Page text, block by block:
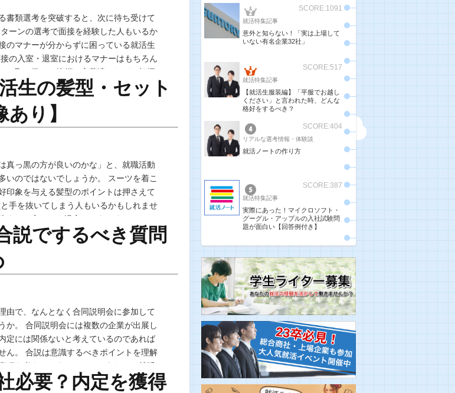
書類選考を突破すると、次に待ち受けて
ーンの選考で面接を経験した人もいるか
のマナーが分からずに困っている就活生
の入室・退室におけるマナーはもちろん
の取り扱い、挨拶の言葉遣いなど、把握
で今回は、面接の入室・退…
生の髪型・セット
り】
真っ黒の方が良いのかな」と、就職活動
いのではないでしょうか。 スーツを着こ
印象を与える髪型のポイントは押さえて
手を抜いてしまう人もいるかもしれませ
まると言っても過言ではありません。 そ
の注…
説でするべき質問
由で、なんとなく合同説明会に参加して
か。 合同説明会には複数の企業が出展し
定には関係ないと考えているのであれば
ん。 合説は意識するべきポイントを理解
項を考えたりすることで、あなたの就活
ます。 そこで今回は合説…
必要？内定を獲得
SCORE:1091
就活特集記事
意外と知らない！「実は上場して
いない有名企業32社」
SCORE:517
就活特集記事
【就活生服装編】「平服でお越し
ください」と言われた時、どんな
格好をするべき？
SCORE:404
リアルな選考情報・体験談
就活ノートの作り方
SCORE:387
就活特集記事
実際にあった！マイクロソフト・
グーグル・アップルの入社試験問
題が面白い【回答例付き】